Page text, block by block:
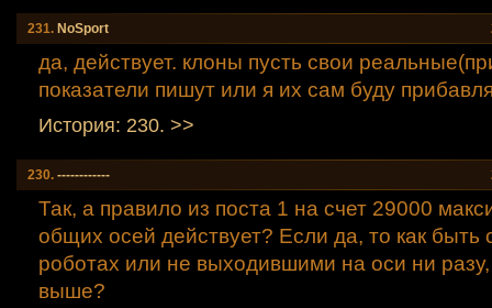
231. NoSport
да, действует. клоны пусть свои
показатели пишут или я их сам буду
История: 230. >>
230. ------------
Так, а правило из поста 1 на счет 29000
общих осей действует? Если да, то как быть
роботах или не выходившими на оси ни разу,
выше?